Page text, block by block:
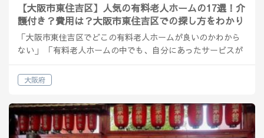
【大阪市東住吉区】人気の有料老人ホームの17選！介
護付き？費用は？大阪市東住吉区での探し方をわかり
やすく解説
「大阪市東住吉区でどこの有料老人ホームが良いのかわから
ない」 「有料老人ホームの中でも、自分にあったサービスが
ます。 大阪市東住吉区の有料老人ホームの概要 大阪市東…
大阪府